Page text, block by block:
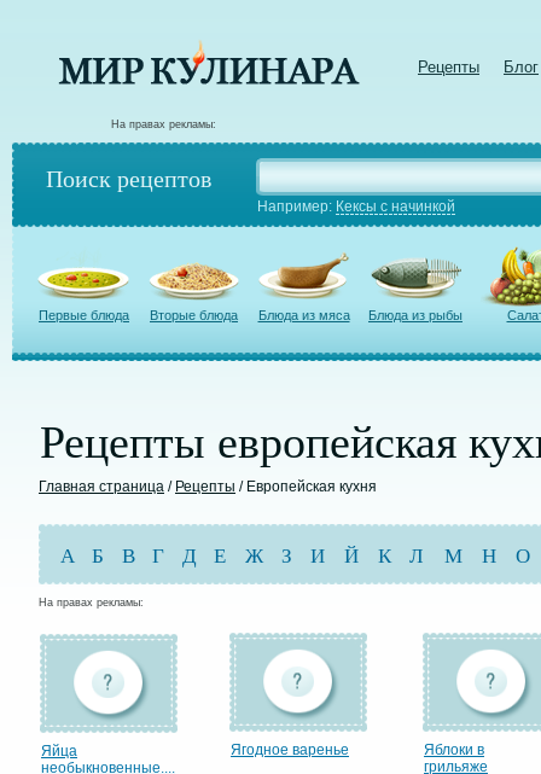
Рецепты Блог
На правах рекламы:
Поиск рецептов
Например: Кексы с начинкой
Первые блюда Вторые блюда Блюда из мяса Блюда из рыбы
Рецепты европейская
Главная страница / Рецепты / Европейская кухня
А Б В Г Д Е Ж З И Й К Л М Н О
На правах рекламы:
Яйца
необыкновенные....
Ягодное варенье
Яблоки в
грильяже